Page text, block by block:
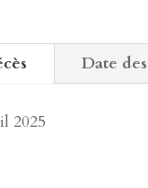
Date
2025